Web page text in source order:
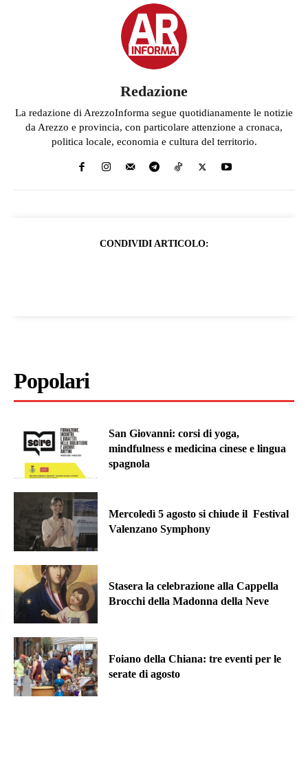
Redazione
La redazione di ArezzoInforma segue quotidianamente le notizie
da Arezzo e provincia, con particolare attenzione a cronaca,
politica locale, economia e cultura del territorio.
CONDIVIDI ARTICOLO:
Popolari
San Giovanni: corsi di yoga,
mindfulness e medicina cinese e lingua
spagnola
Mercoledì 5 agosto si chiude il Festival
Valenzano Symphony
Stasera la celebrazione alla Cappella
Brocchi della Madonna della Neve
Foiano della Chiana: tre eventi per le
serate di agosto